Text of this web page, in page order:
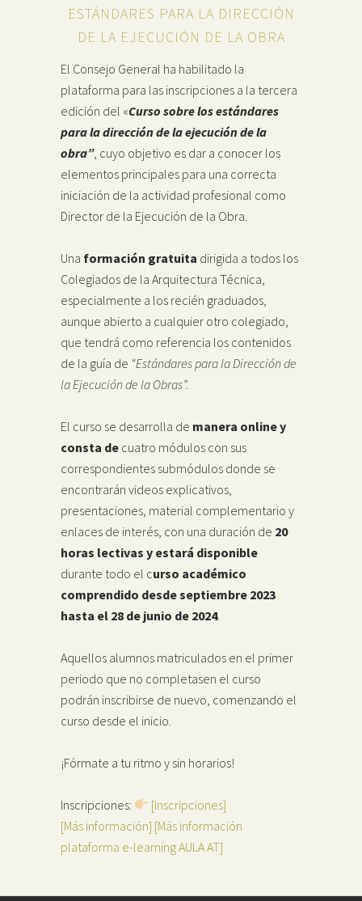
ESTÁNDARES PARA LA DIRECCIÓN
DE LA EJECUCIÓN DE LA OBRA
El Consejo General ha habilitado la
plataforma para las inscripciones a la tercera
edición del «Curso sobre los estándares
para la dirección de la ejecución de la
obra”, cuyo objetivo es dar a conocer los
elementos principales para una correcta
iniciación de la actividad profesional como
Director de la Ejecución de la Obra.
Una formación gratuita dirigida a todos los
Colegiados de la Arquitectura Técnica,
especialmente a los recién graduados,
aunque abierto a cualquier otro colegiado,
que tendrá como referencia los contenidos
de la guía de “Estándares para la Dirección de
la Ejecución de la Obras”.
El curso se desarrolla de manera onliney
consta de cuatro módulos con sus
correspondientes submódulos donde se
encontrarán videos explicativos,
presentaciones, material complementario y
enlaces de interés, con una duración de 20
horas lectivas y estará disponible
durante todo el curso académico
comprendido desde septiembre 2023
hasta el 28 de junio de 2024.
Aquellos alumnos matriculados en el primer
periodo que no completasen el curso
podrán inscribirse de nuevo, comenzando el
curso desde el inicio.
¡Fórmate a tu ritmo y sin horarios!
Inscripciones:
[Inscripciones]
[Más información] [Más información
plataforma e-learning AULA AT]